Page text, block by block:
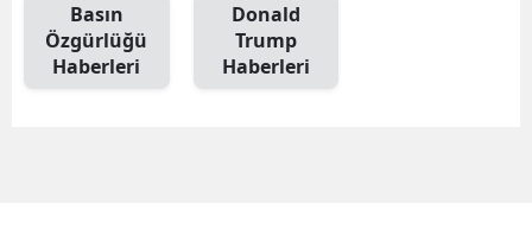
Basın
Özgürlüğü
Haberleri
Donald
Trump
Haberleri